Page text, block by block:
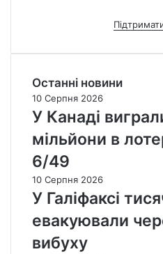
Останні новини
10 Серпня 2026
У Канаді
мільйони в
6/49
10 Серпня 2026
У Галіфаксі
евакуювали
вибуху